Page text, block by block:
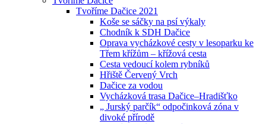
Tvoříme Dačice 2021
Koše se sáčky na psí výkaly
Chodník k SDH Dačice
Oprava vycházkové cesty v lesoparku ke
Třem křížům – křížová cesta
Cesta vedoucí kolem rybníků
Hřiště Červený Vrch
Dačice za vodou
Vycházková trasa Dačice–Hradišťko
„ Jurský parčík“ odpočinková zóna v
divoké přírodě